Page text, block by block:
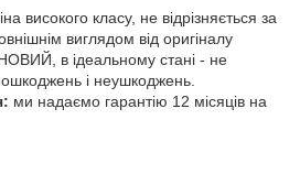
високого класу, не відрізняється за
виглядом від оригіналу
в ідеальному стані - не
і неушкоджень.
ми надаємо гарантію 12 місяців на